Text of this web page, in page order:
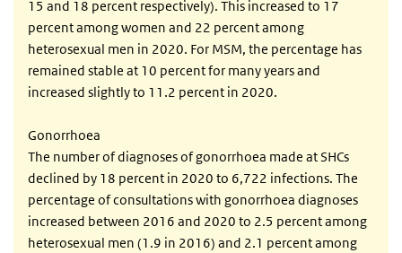
15 and 18 percent respectively). This increased to 17
percent among women and 22 percent among
heterosexual men in 2020. For MSM, the percentage has
remained stable at 10 percent for many years and
increased slightly to 11.2 percent in 2020.
Gonorrhoea
The number of diagnoses of gonorrhoea made at SHCs
declined by 18 percent in 2020 to 6,722 infections. The
percentage of consultations with gonorrhoea diagnoses
increased between 2016 and 2020 to 2.5 percent among
heterosexual men (1.9 in 2016) and 2.1 percent among